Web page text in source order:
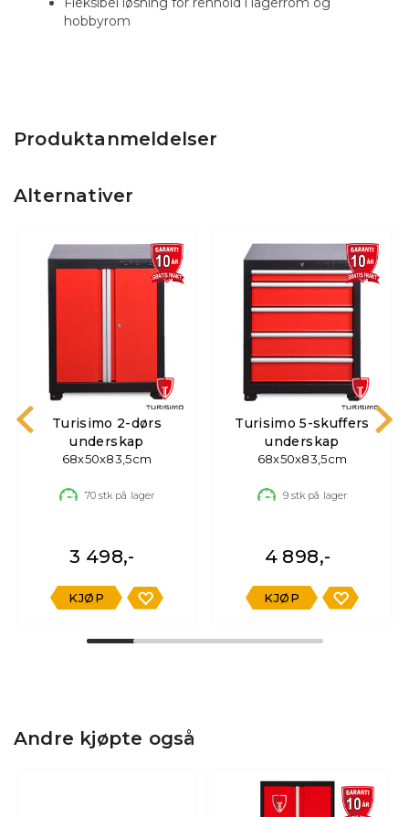
Produktanmeldelser
Alternativer
Turisimo 2-dørs
underskap
68x50x83,5cm
70stk på lager
3 498,-
KJØP
Turisimo 5-skuffers
underskap
68x50x83,5cm
9stk på lager
4 898,-
KJØP
Andre kjøpte også
hobbyrom